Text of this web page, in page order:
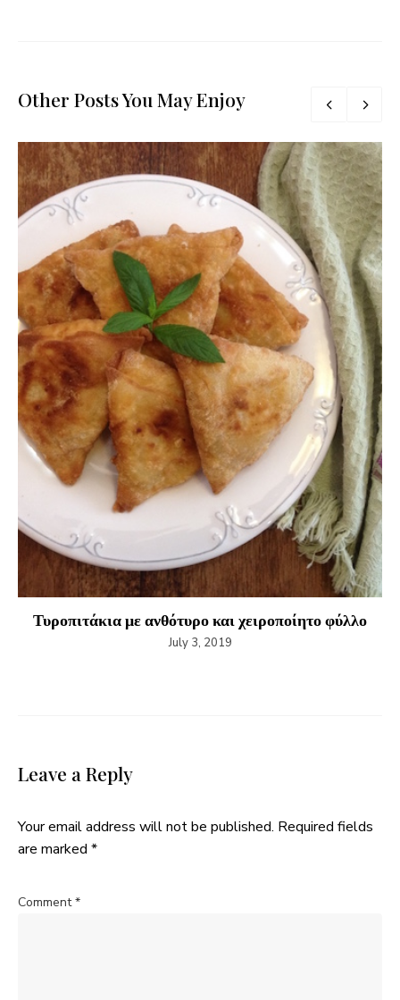
Other Posts You May Enjoy
Τυροπιτάκια με ανθότυρο και χειροποίητο φύλλο
July 3, 2019
Leave a Reply
Your email address will not be published. Required fields
are marked *
Comment*